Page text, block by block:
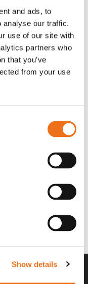
and ads, to
analyse our traffic.
use of our site with
partners who
that you’ve
from your use
Show details
till i varukorg
(ex. moms)
till i varukorg
8t/6k 0Gr/8 R6/14